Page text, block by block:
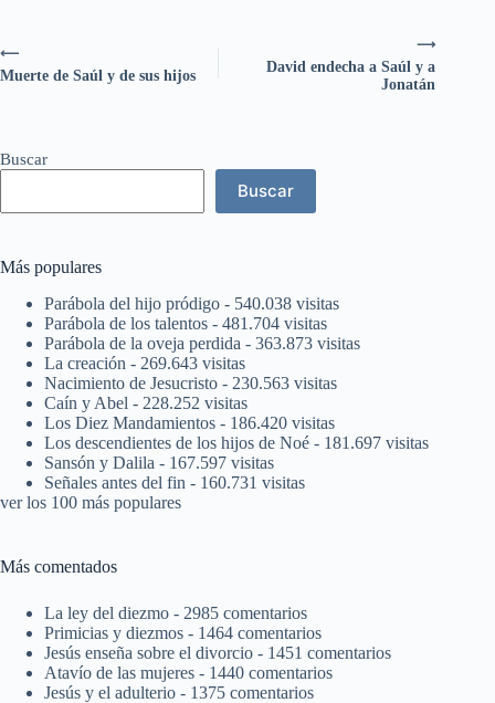
⟶
David endecha a Saúl y a
Jonatán
⟵
Muerte de Saúl y de sus hijos
Buscar
Buscar
Más populares
Parábola del hijo pródigo - 540.038 visitas
Parábola de los talentos - 481.704 visitas
Parábola de la oveja perdida - 363.873 visitas
La creación - 269.643 visitas
Nacimiento de Jesucristo - 230.563 visitas
Caín y Abel - 228.252 visitas
Los Diez Mandamientos - 186.420 visitas
Los descendientes de los hijos de Noé - 181.697 visitas
Sansón y Dalila - 167.597 visitas
Señales antes del fin - 160.731 visitas
ver los 100 más populares
Más comentados
La ley del diezmo - 2985 comentarios
Primicias y diezmos - 1464 comentarios
Jesús enseña sobre el divorcio - 1451 comentarios
Atavío de las mujeres - 1440 comentarios
Jesús y el adulterio - 1375 comentarios